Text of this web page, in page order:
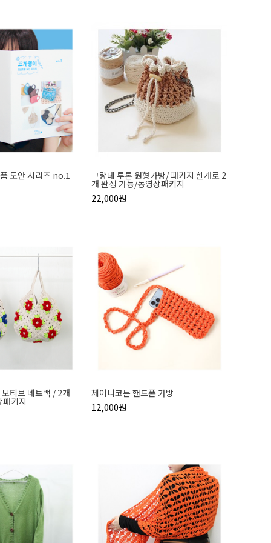
도안 시리즈 no.1 그랑데 투톤 원형가방/ 패키지 한개로 2
개 완성 가능/동영상패키지
22,000원
티브 네트백 / 2개
키지
체이니코튼 핸드폰 가방
12,000원